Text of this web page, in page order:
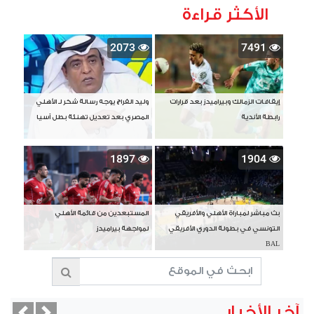
الأكثر قراءة
7491
إيقافات الزمالك وبيراميدز بعد قرارات
رابطة الأندية
2073
وليد الفراج يوجه رسالة شكر لـ الأهلي
المصري بعد تعديل تهنئة بطل آسيا
1904
بث مباشر لمباراة الأهلي والأفريقي
التونسي في بطولة الدوري الأفريقي
BAL
1897
المستبعدين من قائمة الأهلي
لمواجهة بيراميدز